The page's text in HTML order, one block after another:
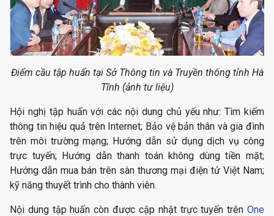
Điểm cầu tập huấn tại Sở Thông tin và Truyền thông tỉnh Hà
Tĩnh (ảnh tư liệu)
Hội nghị tập huấn với các nội dung chủ yếu như: Tìm kiếm
thông tin hiệu quả trên Internet; Bảo vệ bản thân và gia đình
trên môi trường mạng; Hướng dẫn sử dụng dịch vụ công
trực tuyến; Hướng dẫn thanh toán không dùng tiền mặt;
Hướng dẫn mua bán trên sàn thương mại điện tử Việt Nam;
kỹ năng thuyết trình cho thành viên.
Nội dung tập huấn còn được cập nhật trực tuyến trên One